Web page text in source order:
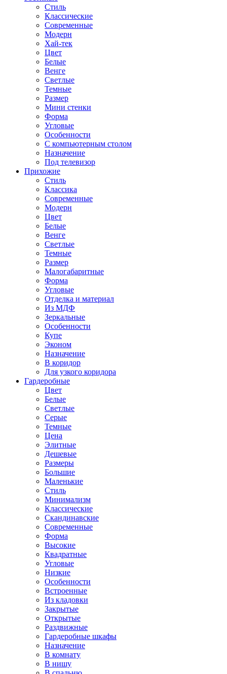
Стиль
Классические
Современные
Модерн
Хай-тек
Цвет
Белые
Венге
Светлые
Темные
Размер
Мини стенки
Форма
Угловые
Особенности
С компьютерным столом
Назначение
Под телевизор
Прихожие
Стиль
Классика
Современные
Модерн
Цвет
Белые
Венге
Светлые
Темные
Размер
Малогабаритные
Форма
Угловые
Отделка и материал
Из МДФ
Зеркальные
Особенности
Купе
Эконом
Назначение
В коридор
Для узкого коридора
Гардеробные
Цвет
Белые
Светлые
Серые
Темные
Цена
Элитные
Дешевые
Размеры
Большие
Маленькие
Стиль
Минимализм
Классические
Скандинавские
Современные
Форма
Высокие
Квадратные
Угловые
Низкие
Особенности
Встроенные
Из кладовки
Закрытые
Открытые
Раздвижные
Гардеробные шкафы
Назначение
В комнату
В нишу